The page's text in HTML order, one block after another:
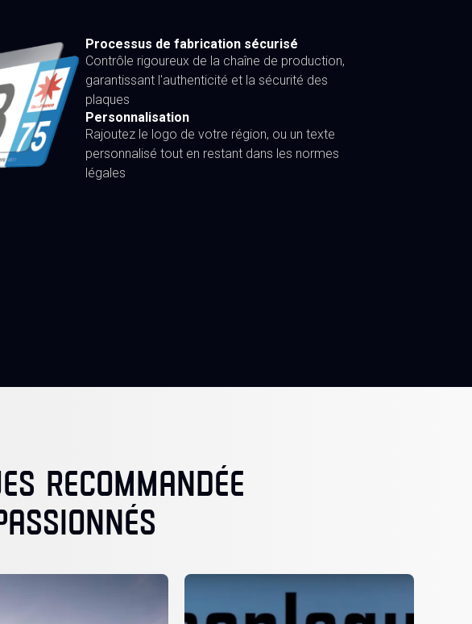
Processus de fabrication sécurisé
Contrôle rigoureux de la chaîne de production,
garantissant l'authenticité et la sécurité des
plaques
Personnalisation
Rajoutez le logo de votre région, ou un texte
personnalisé tout en restant dans les normes
légales
RECOMMANDÉE